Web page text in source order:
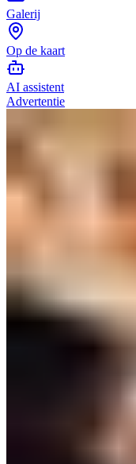
Galerij
Op de kaart
AI assistent
Advertentie